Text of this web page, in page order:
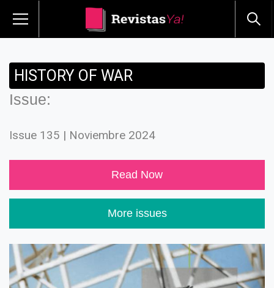
HISTORY OF WAR
Issue:
Issue 135 | Noviembre 2024
Read Now
More issues